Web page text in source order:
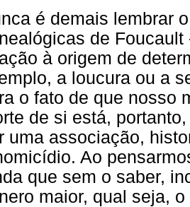
é demais lembrar
de
à origem de
a loucura ou a
o fato de que nosso
de si está,
uma associação,
Ao
que sem o saber,
maior, qual seja,